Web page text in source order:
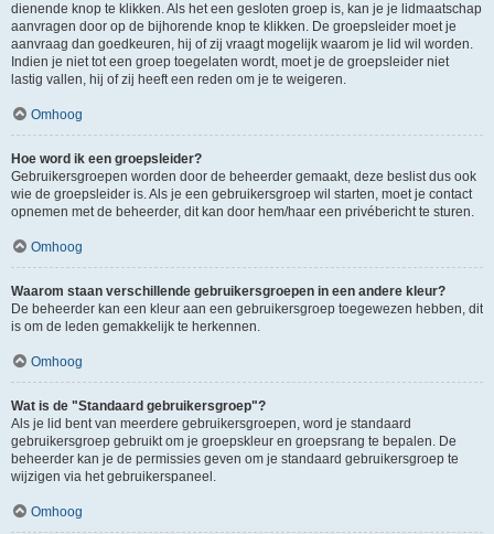
dienende knop te klikken. Als het een gesloten groep is, kan je je lidmaatschap
aanvragen door op de bijhorende knop te klikken. De groepsleider moet je
aanvraag dan goedkeuren, hij of zij vraagt mogelijk waarom je lid wil worden.
Indien je niet tot een groep toegelaten wordt, moet je de groepsleider niet
lastig vallen, hij of zij heeft een reden om je te weigeren.
Omhoog
Hoe word ik een groepsleider?
Gebruikersgroepen worden door de beheerder gemaakt, deze beslist dus ook
wie de groepsleider is. Als je een gebruikersgroep wil starten, moet je contact
opnemen met de beheerder, dit kan door hem/haar een privébericht te sturen.
Omhoog
Waarom staan verschillende gebruikersgroepen in een andere kleur?
De beheerder kan een kleur aan een gebruikersgroep toegewezen hebben, dit
is om de leden gemakkelijk te herkennen.
Omhoog
Wat is de "Standaard gebruikersgroep"?
Als je lid bent van meerdere gebruikersgroepen, word je standaard
gebruikersgroep gebruikt om je groepskleur en groepsrang te bepalen. De
beheerder kan je de permissies geven om je standaard gebruikersgroep te
wijzigen via het gebruikerspaneel.
Omhoog